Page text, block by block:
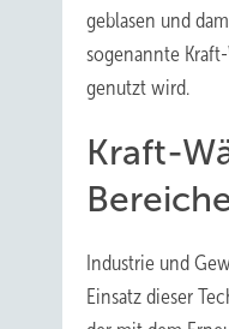
geblasen und
sogenannte
genutzt wird.
Kraft-
Industrie und
Einsatz dieser